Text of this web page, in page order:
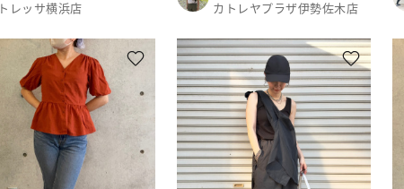
トレッサ横浜店
カトレヤプラザ伊勢佐木店